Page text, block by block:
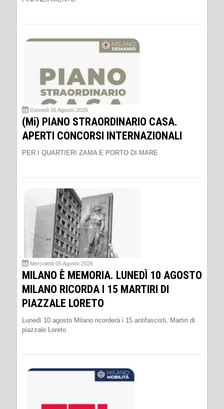
Giovedì 06 Agosto 2026
(Mi) PIANO STRAORDINARIO CASA.
APERTI CONCORSI INTERNAZIONALI
PER I QUARTIERI ZAMA E PORTO DI MARE
Mercoledì 05 Agosto 2026
MILANO È MEMORIA. LUNEDÌ 10 AGOSTO
MILANO RICORDA I 15 MARTIRI DI
PIAZZALE LORETO
Lunedì 10 agosto Milano ricorderà i 15 antifascisti, Martiri di
piazzale Loreto